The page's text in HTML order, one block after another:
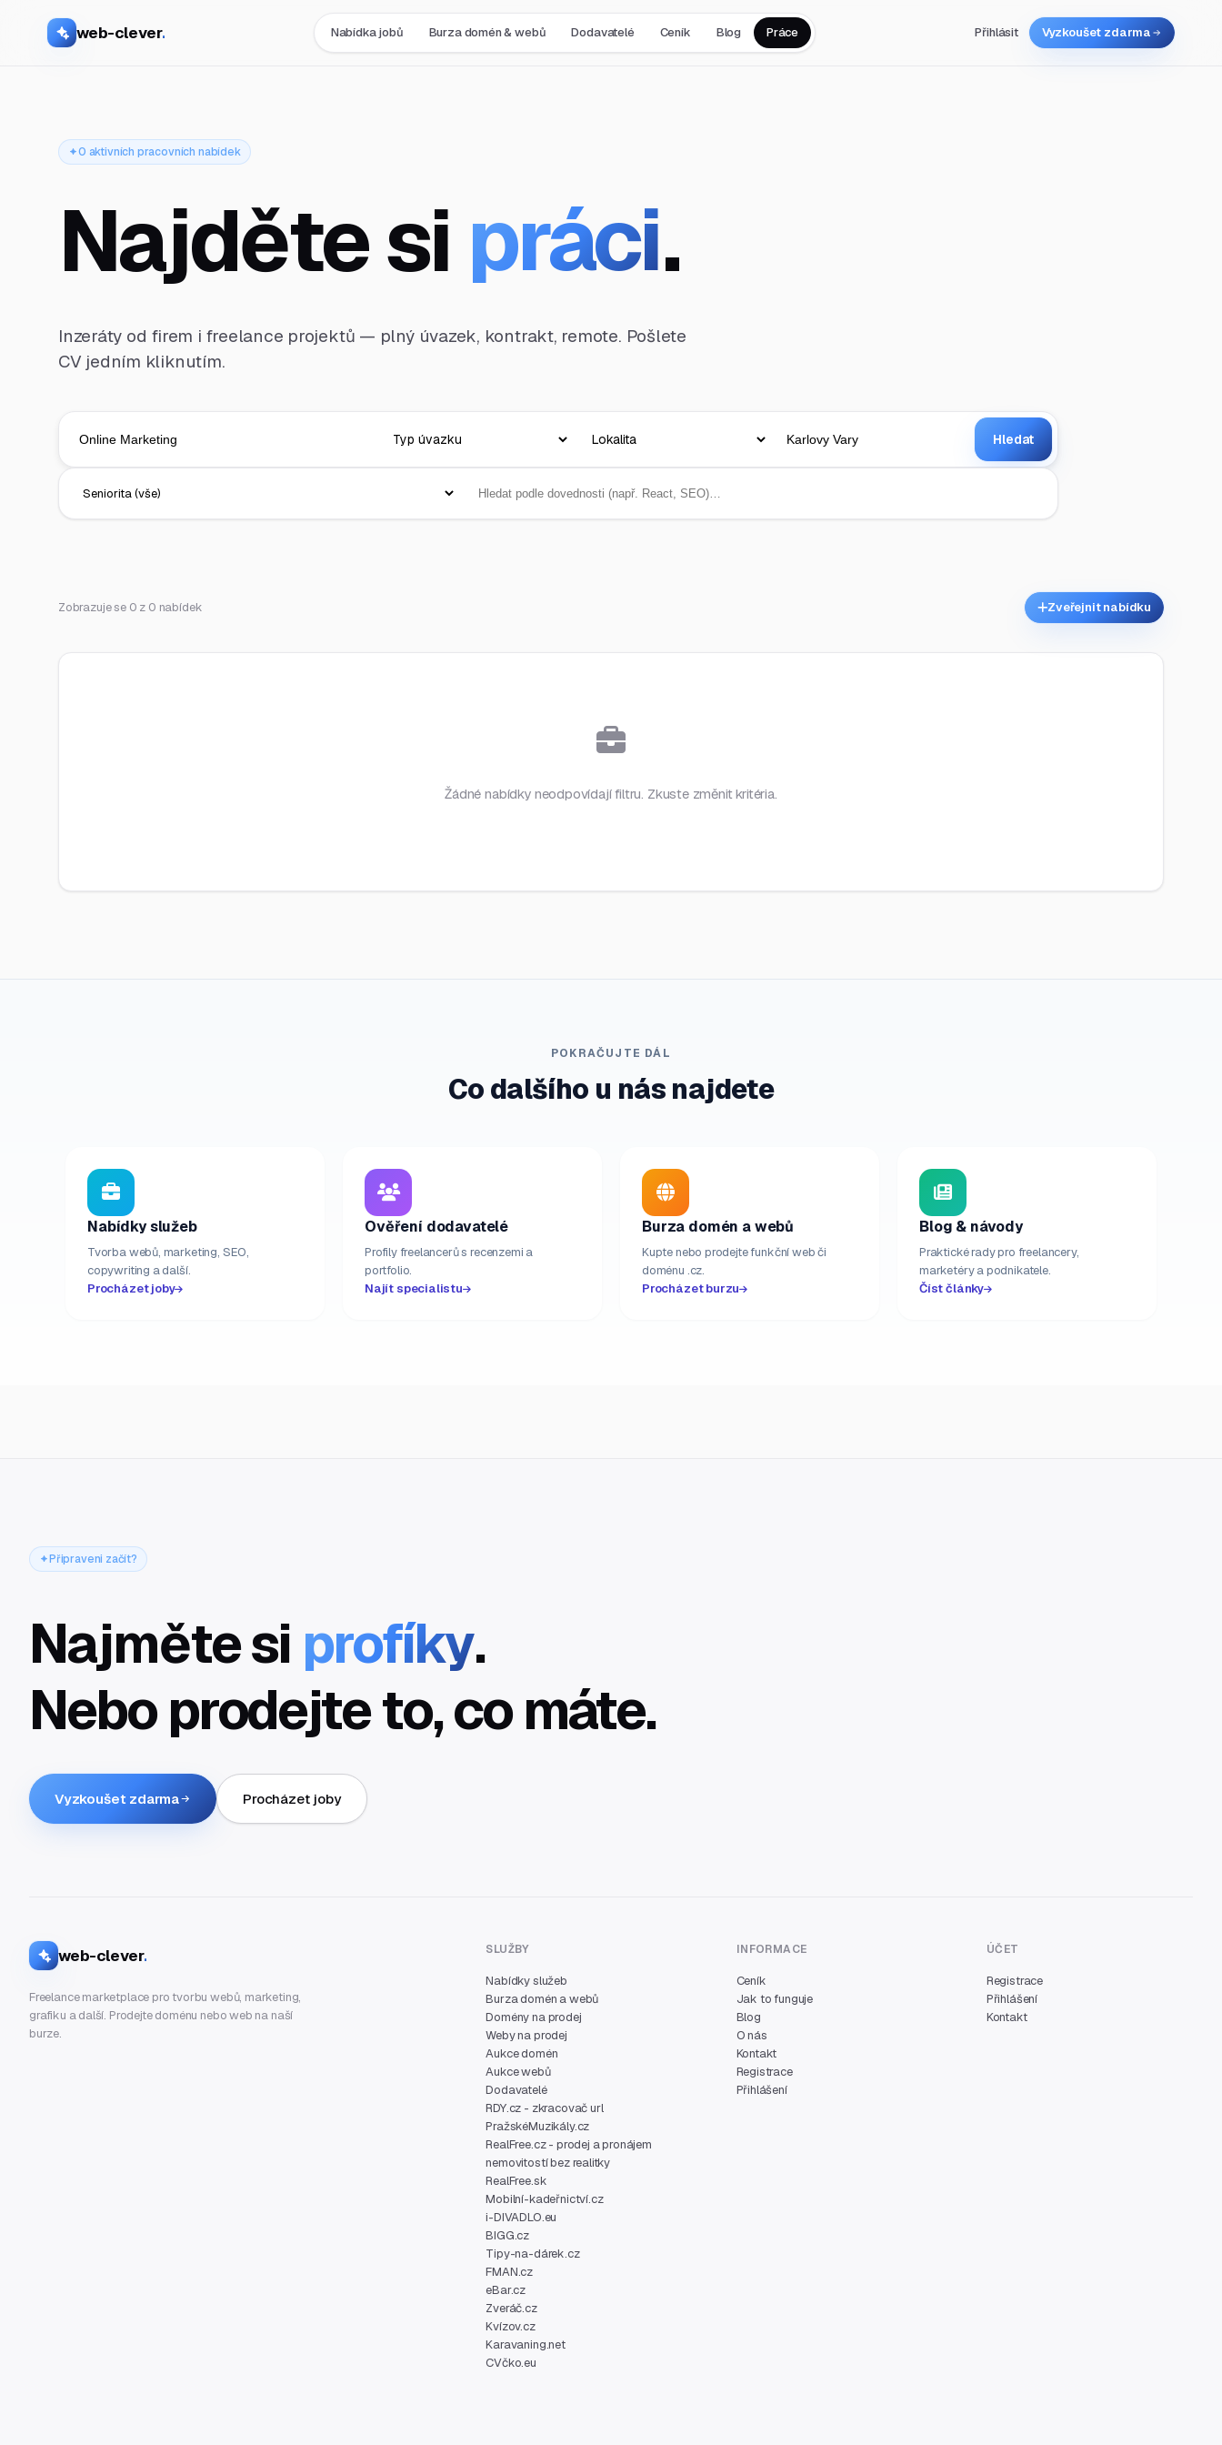
web-clever. Nabídka jobů Burza domén & webů Dodavatelé Ceník Blog Práce Přihlásit Vyzkoušet zdarma
0 aktivních pracovních nabídek
Najděte si práci.
Inzeráty od firem i freelance projektů — plný úvazek, kontrakt, remote. Pošlete
CV jedním kliknutím.
Hledat
Zobrazuje se 0 z 0 nabídek Zveřejnit nabídku
Žádné nabídky neodpovídají filtru. Zkuste změnit kritéria.
POKRAČUJTE DÁL
Co dalšího u nás najdete
Nabídky služeb
Tvorba webů, marketing, SEO,
copywriting a další.
Procházet joby
Ověření dodavatelé
Profily freelancerů s recenzemi a
portfolio.
Najít specialistu
Burza domén a webů
Kupte nebo prodejte funkční web či
doménu .cz.
Procházet burzu
Blog & návody
Praktické rady pro freelancery,
marketéry a podnikatele.
Číst články
Připraveni začít?
Najměte si profíky.
Nebo prodejte to, co máte.
Vyzkoušet zdarma Procházet joby
web-clever.
Freelance marketplace pro tvorbu webů, marketing,
grafiku a další. Prodejte doménu nebo web na naší
burze.
SLUŽBY
Nabídky služeb
Burza domén a webů
Domény na prodej
Weby na prodej
Aukce domén
Aukce webů
Dodavatelé
RDY.cz - zkracovač url
PražskéMuzikály.cz
RealFree.cz - prodej a pronájem
nemovitostí bez realitky
RealFree.sk
Mobilní-kadeřnictví.cz
i-DIVADLO.eu
BIGG.cz
Tipy-na-dárek.cz
FMAN.cz
eBar.cz
Zveráč.cz
Kvízov.cz
Karavaning.net
CVčko.eu
INFORMACE
Ceník
Jak to funguje
Blog
O nás
Kontakt
Registrace
Přihlášení
ÚČET
Registrace
Přihlášení
Kontakt